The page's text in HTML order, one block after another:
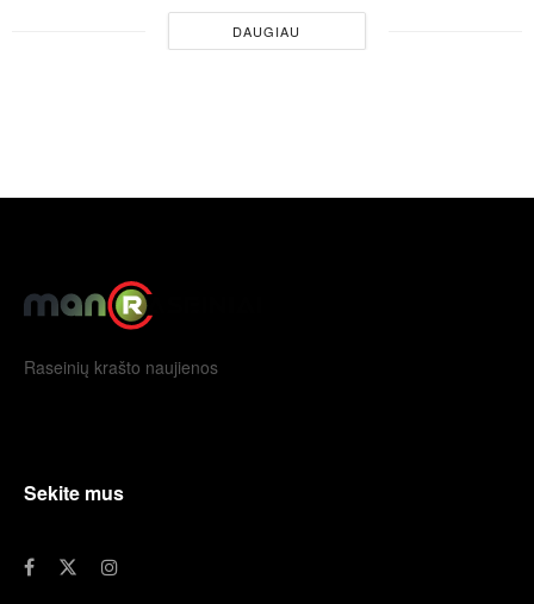
DAUGIAU
Raseinių krašto naujienos
Sekite mus